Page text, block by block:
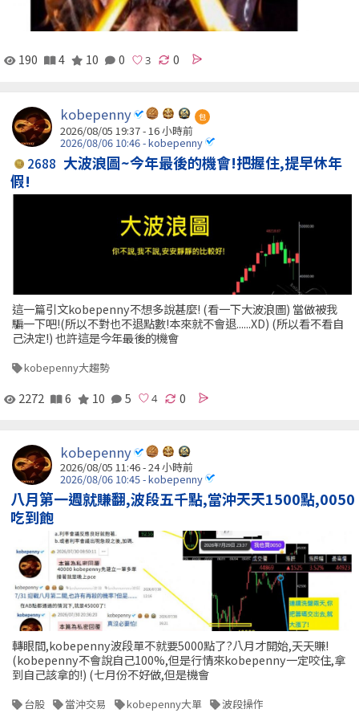
190 4 10 0 0
kobepenny 包
2026/08/05 19:37 -16 小時前
2026/08/06 10:46 - kobepenny
2688 大波浪圖~今年最後的機會!把握住,提早休年
假!
這一篇引文kobepenny不想多說甚麼! (看一下大波浪圖) 當做被我
騙一下吧!(所以不對也不退點數!本來就不會退......XD) (所以看不看自
己決定!) 也許這是今年最後的機會
kobepenny大趨勢
2272 6 10 5 0
kobepenny
2026/08/05 11:46 -24 小時前
2026/08/06 10:45 - kobepenny
八月第一週就賺翻,波段五千點,當沖天天1500點,0050
吃到飽
轉眼間,kobepenny波段單不就要5000點了?八月才開始,天天賺!
(kobepenny不會說自己100%,但是行情來kobepenny一定咬住,拿
到自己該拿的!) (七月份不好做,但是機會
台股 當沖交易 kobepenny大單 波段操作